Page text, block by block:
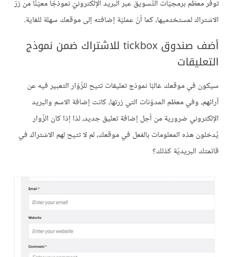
توفّر معظم برمجيّات التّسويق عبر البريد الإلكترونيّ نموذجًا معيّنًا من زرّ
الاشتراك لمستخدميها، كما أنّ عمليّة إضافته إلى موقعك سهلة للغاية.
أضف صندوق tickbox للاشتراك ضمن نموذج
التعليقات
سيكون في موقعك غالبًا نموذج تعليقات تتيح للزّوّار التعبير فيه عن
آرائهم، وفي معظم المدوّنات التي زرتها، كانت إضافة الاسم والبريد
الإلكتروني ضرورية من أجل إضافة تعليق جديد، لذا إذا كان الزّوار
يُدخلون هذه المعلومات بالفعل في موقعك، لم لا تتيح لهم الاشتراك في
قائمتك البريديّة كذلك؟